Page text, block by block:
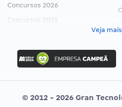
Concursos 2026
Concursos 2025
Concurso Ibama
Concurso MPU
Editais publicados
Veja mais
© 2012 - 2026 Gran